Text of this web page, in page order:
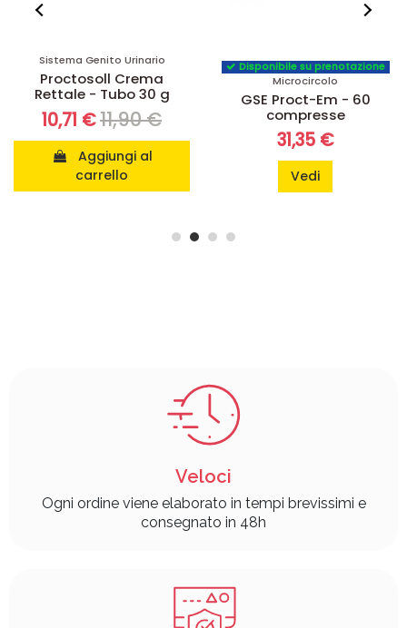
Sistema Genito Urinario
Proctosoll Crema
Rettale - Tubo 30 g
10,71 €11,90 €
carrello
Disponibile su prenotazione
Microcircolo
GSE Proct-Em - 60
compresse
31,35 €
Vedi
Veloci
Ogni ordine viene elaborato in tempi brevissimi e
consegnato in 48h